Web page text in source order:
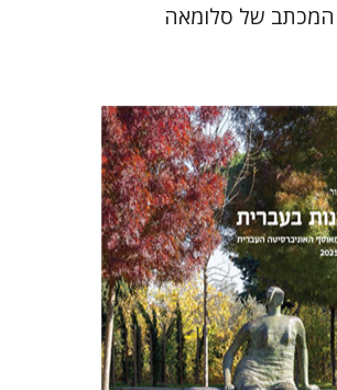
המכתב של סלומאה
מיכל מור